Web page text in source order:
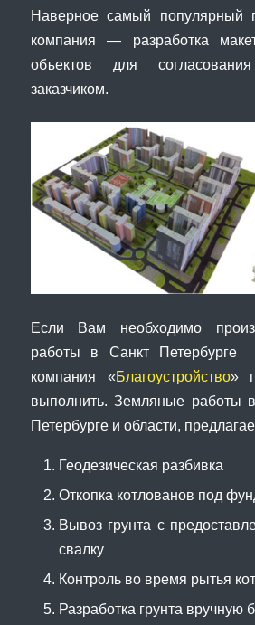
Наверное самый популярный
компания — разработка
объектов для
заказчиком.
Если Вам необходимо
работы в Санкт Петербурге
компания «Благоустройство»
выполнить. Земляные работы
Петербурге и области,
Геодезическая разбивка
Откопка котлованов под
Вывоз грунта с
свалку
Контроль во время рытья
Разработка грунта вручную